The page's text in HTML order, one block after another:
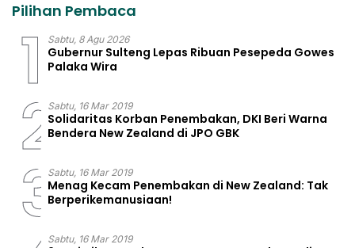
Pilihan Pembaca
1 Sabtu, 8 Agu 2026
Gubernur Sulteng Lepas Ribuan Pesepeda Gowes
Palaka Wira
2Sabtu, 16 Mar 2019
Solidaritas Korban Penembakan, DKI Beri Warna
Bendera New Zealand di JPO GBK
3Sabtu, 16 Mar 2019
Menag Kecam Penembakan di New Zealand: Tak
Berperikemanusiaan!
Sabtu, 16 Mar 2019